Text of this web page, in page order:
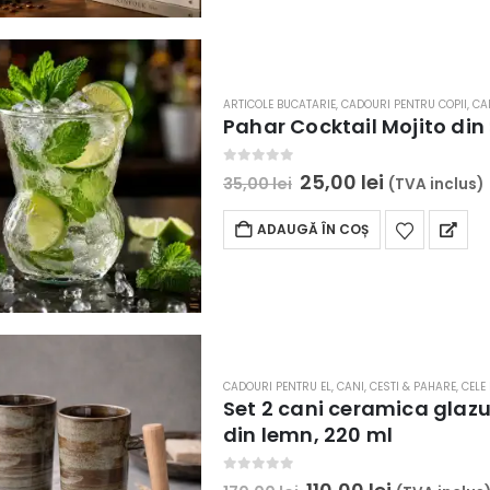
ARTICOLE BUCATARIE, CADOURI PENTRU COPII,
Pahar Cocktail Mojito
35,00lei Prețul
inițial
a
fost:
25,00 lei Prețul
curent
este:
25,00 lei.
(TVA inclus)
ADAUGĂ ÎN COȘ
CADOURI PENTRU EL, CANI, CESTI & PAHARE,
Set 2 cani ceramica
din lemn, 220 ml